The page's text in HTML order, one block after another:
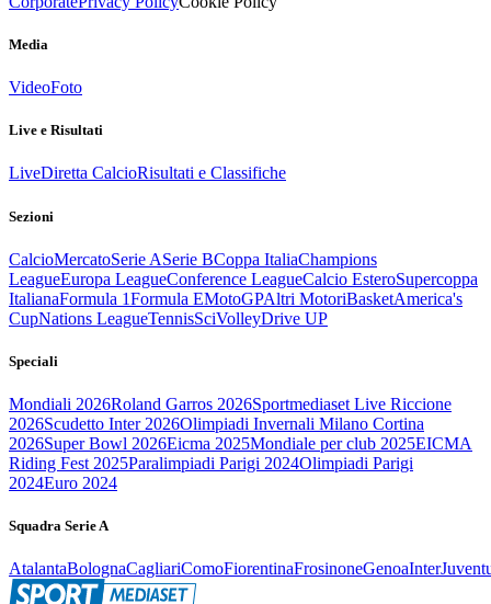
Media
VideoFoto
Live e Risultati
LiveDiretta CalcioRisultati e Classifiche
Sezioni
CalcioMercatoSerie ASerie BCoppa ItaliaChampions
LeagueEuropa LeagueConference LeagueCalcio EsteroSupercoppa
ItalianaFormula 1Formula EMotoGPAltri MotoriBasketAmerica's
CupNations LeagueTennisSciVolleyDrive UP
Speciali
Mondiali 2026Roland Garros 2026Sportmediaset Live Riccione
2026Scudetto Inter 2026Olimpiadi Invernali Milano Cortina
2026Super Bowl 2026Eicma 2025Mondiale per club 2025EICMA
Riding Fest 2025Paralimpiadi Parigi 2024Olimpiadi Parigi
2024Euro 2024
Squadra Serie A
AtalantaBolognaCagliariComoFiorentinaFrosinoneGenoaInter